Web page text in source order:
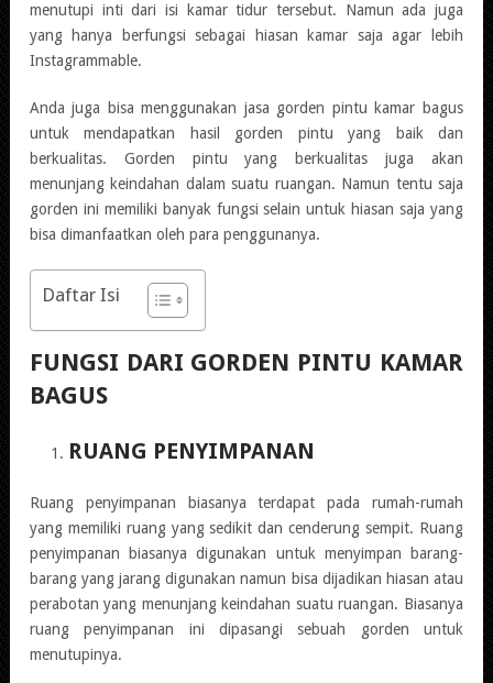
menutupi inti dari isi kamar tidur tersebut. Namun ada juga
yang hanya berfungsi sebagai hiasan kamar saja agar lebih
Instagrammable.
Anda juga bisa menggunakan jasa gorden pintu kamar bagus
untuk mendapatkan hasil gorden pintu yang baik dan
berkualitas. Gorden pintu yang berkualitas juga akan
menunjang keindahan dalam suatu ruangan. Namun tentu saja
gorden ini memiliki banyak fungsi selain untuk hiasan saja yang
bisa dimanfaatkan oleh para penggunanya.
Daftar Isi
FUNGSI DARI GORDEN PINTU KAMAR
BAGUS
RUANG PENYIMPANAN
Ruang penyimpanan biasanya terdapat pada rumah-rumah
yang memiliki ruang yang sedikit dan cenderung sempit. Ruang
penyimpanan biasanya digunakan untuk menyimpan barang-
barang yang jarang digunakan namun bisa dijadikan hiasan atau
perabotan yang menunjang keindahan suatu ruangan. Biasanya
ruang penyimpanan ini dipasangi sebuah gorden untuk
menutupinya.